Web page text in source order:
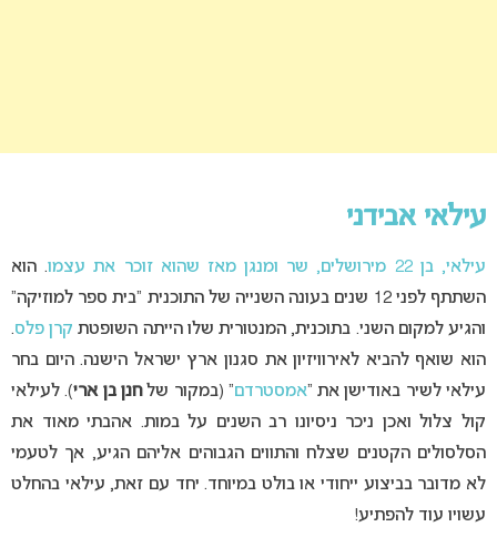
עילאי אבידני
עילאי, בן 22 מירושלים, שר ומנגן מאז שהוא זוכר את עצמו
. הוא
השתתף לפני 12 שנים בעונה השנייה של התוכנית “בית ספר למוזיקה”
והגיע למקום השני. בתוכנית, המנטורית שלו הייתה השופטתקרן פלס.
הוא שואף להביא לאירוויזיון את סגנון ארץ ישראל הישנה. היום בחר
עילאי לשיר באודישן את “אמסטרדם” (במקור של חנן בן ארי). לעילאי
קול צלול ואכן ניכר ניסיונו רב השנים על במות. אהבתי מאוד את
הסלסולים הקטנים שצלח והתווים הגבוהים אליהם הגיע, אך לטעמי
לא מדובר בביצוע ייחודי או בולט במיוחד. יחד עם זאת, עילאי בהחלט
עשויו עוד להפתיע!